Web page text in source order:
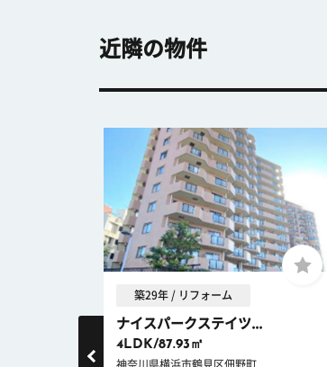
近隣の物件
築29年 / リフォーム
ナイスパークステイツ...
4LDK/87.93㎡
神奈川県横浜市鶴見区佃野町